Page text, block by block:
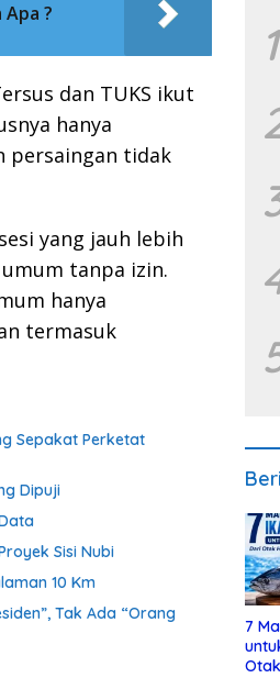
?
dan TUKS ikut
hanya
persaingan tidak
yang jauh lebih
tanpa izin.
hanya
termasuk
Sepakat Perketat
Dipuji
Sisi Nubi
10 Km
Tak Ada “Orang
1
7